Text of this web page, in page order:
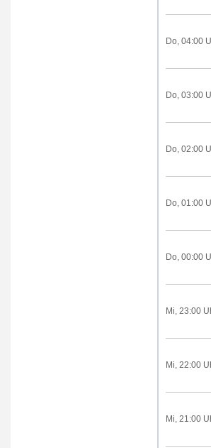
Do, 04:00
Do, 03:00
Do, 02:00
Do, 01:00
Do, 00:00
Mi, 23:00
Mi, 22:00
Mi, 21:00